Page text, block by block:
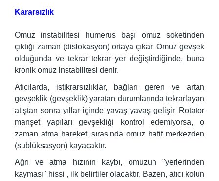
Kararsızlık
Omuz instabilitesi humerus başı omuz soketinden
çıktığı zaman (dislokasyon) ortaya çıkar. Omuz gevşek
olduğunda ve tekrar tekrar yer değiştirdiğinde, buna
kronik omuz instabilitesi denir.
Atıcılarda, istikrarsızlıklar, bağları geren ve artan
gevşeklik (gevşeklik) yaratan durumlarında tekrarlayan
atıştan sonra yıllar içinde yavaş yavaş gelişir. Rotator
manşet yapıları gevşekliği kontrol edemiyorsa, o
zaman atma hareketi sırasında omuz hafif merkezden
(sublüksasyon) kayacaktır.
Ağrı ve atma hızının kaybı, omuzun "yerlerinden
kayması" hissi , ilk belirtiler olacaktır. Bazen, atıcı kolun